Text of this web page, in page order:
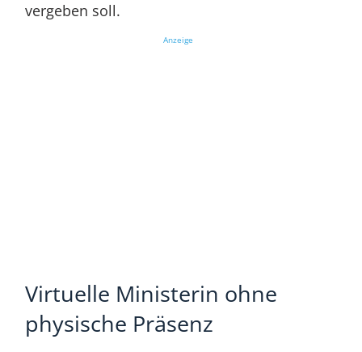
vergeben soll.
Anzeige
Virtuelle Ministerin ohne
physische Präsenz